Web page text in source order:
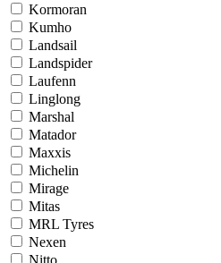
Kormoran
Kumho
Landsail
Landspider
Laufenn
Linglong
Marshal
Matador
Maxxis
Michelin
Mirage
Mitas
MRL Tyres
Nexen
Nitto